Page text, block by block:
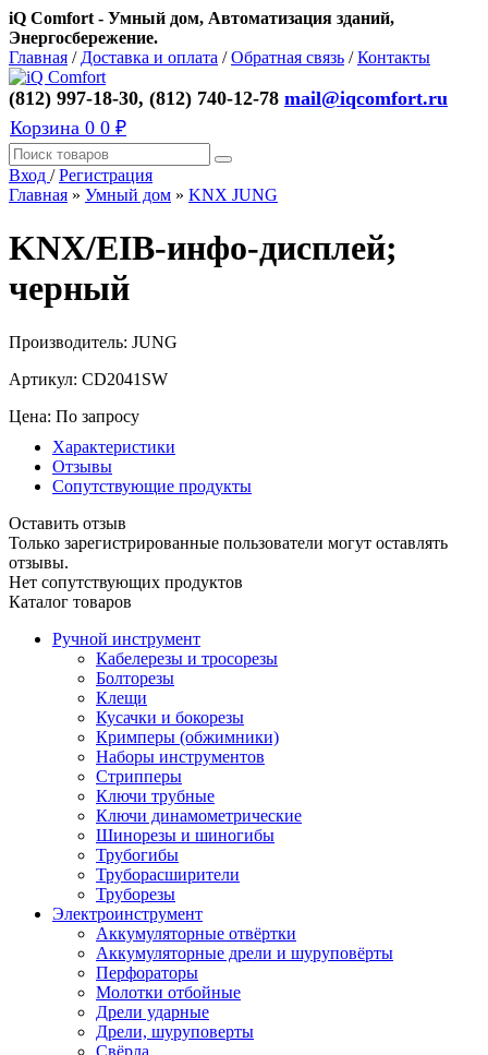
iQ Comfort - Умный дом, Автоматизация зданий,
Энергосбережение.
Главная / Доставка и оплата /Обратная связь /Контакты
(812) 997-18-30, (812) 740-12-78 mail@iqcomfort.ru
Корзина 0 0 ₽
Вход /Регистрация
Главная » Умный дом » KNX JUNG
KNX/EIB-инфо-дисплей;
черный
Производитель: JUNG
Артикул: CD2041SW
Цена: По запросу
Характеристики
Отзывы
Сопутствующие продукты
Оставить отзыв
Только зарегистрированные пользователи могут оставлять
отзывы.
Нет сопутствующих продуктов
Каталог товаров
Ручной инструмент
Кабелерезы и тросорезы
Болторезы
Клещи
Кусачки и бокорезы
Кримперы (обжимники)
Наборы инструментов
Стрипперы
Ключи трубные
Ключи динамометрические
Шинорезы и шиногибы
Трубогибы
Труборасширители
Труборезы
Электроинструмент
Аккумуляторные отвёртки
Аккумуляторные дрели и шуруповёрты
Перфораторы
Молотки отбойные
Дрели ударные
Дрели, шуруповерты
Свёрла